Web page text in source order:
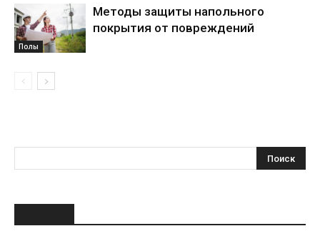
Полы
Методы защиты напольного
покрытия от повреждений